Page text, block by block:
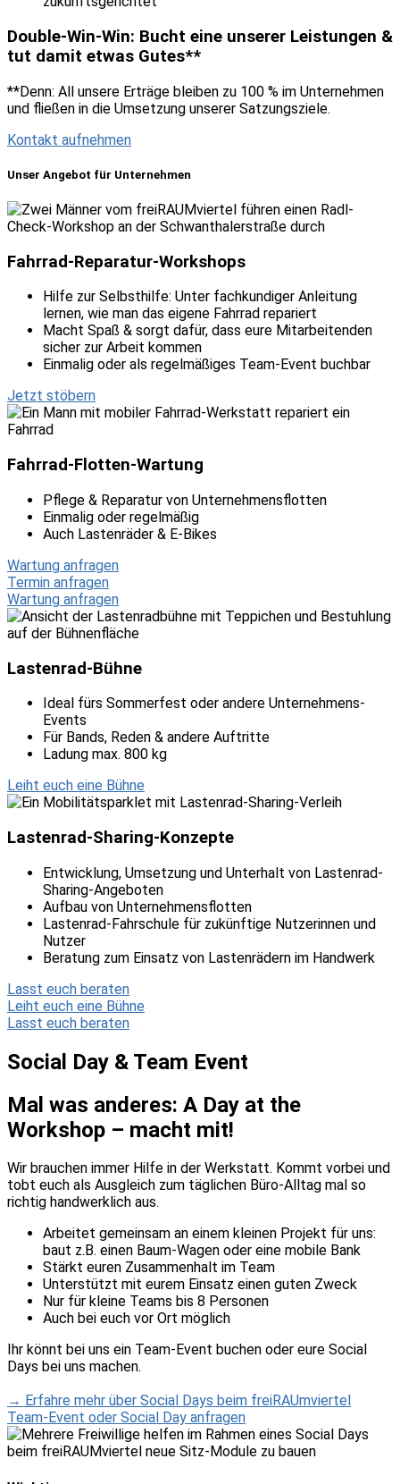
Double-Win-Win: Bucht eine unserer Leistungen &
tut damit etwas Gutes**
**Denn: All unsere Erträge bleiben zu 100 % im Unternehmen
und fließen in die Umsetzung unserer Satzungsziele.
Kontakt aufnehmen
Unser Angebot für Unternehmen
Fahrrad-Reparatur-Workshops
Hilfe zur Selbsthilfe: Unter fachkundiger Anleitung
lernen, wie man das eigene Fahrrad repariert
Macht Spaß & sorgt dafür, dass eure Mitarbeitenden
sicher zur Arbeit kommen
Einmalig oder als regelmäßiges Team-Event buchbar
Jetzt stöbern
Fahrrad-Flotten-Wartung
Pflege & Reparatur von Unternehmensflotten
Einmalig oder regelmäßig
Auch Lastenräder & E-Bikes
Wartung anfragen
Termin anfragen
Wartung anfragen
Lastenrad-Bühne
Ideal fürs Sommerfest oder andere Unternehmens-
Events
Für Bands, Reden & andere Auftritte
Ladung max. 800 kg
Leiht euch eine Bühne
Lastenrad-Sharing-Konzepte
Entwicklung, Umsetzung und Unterhalt von Lastenrad-
Sharing-Angeboten
Aufbau von Unternehmensflotten
Lastenrad-Fahrschule für zukünftige Nutzerinnen und
Nutzer
Beratung zum Einsatz von Lastenrädern im Handwerk
Lasst euch beraten
Leiht euch eine Bühne
Lasst euch beraten
Social Day & Team Event
Mal was anderes: A Day at the
Workshop – macht mit!
Wir brauchen immer Hilfe in der Werkstatt. Kommt vorbei und
tobt euch als Ausgleich zum täglichen Büro-Alltag mal so
richtig handwerklich aus.
Arbeitet gemeinsam an einem kleinen Projekt für uns:
baut z.B. einen Baum-Wagen oder eine mobile Bank
Stärkt euren Zusammenhalt im Team
Unterstützt mit eurem Einsatz einen guten Zweck
Nur für kleine Teams bis 8 Personen
Auch bei euch vor Ort möglich
Ihr könnt bei uns ein Team-Event buchen oder eure Social
Days bei uns machen.
→ Erfahre mehr über Social Days beim freiRAUmviertel
Team-Event oder Social Day anfragen